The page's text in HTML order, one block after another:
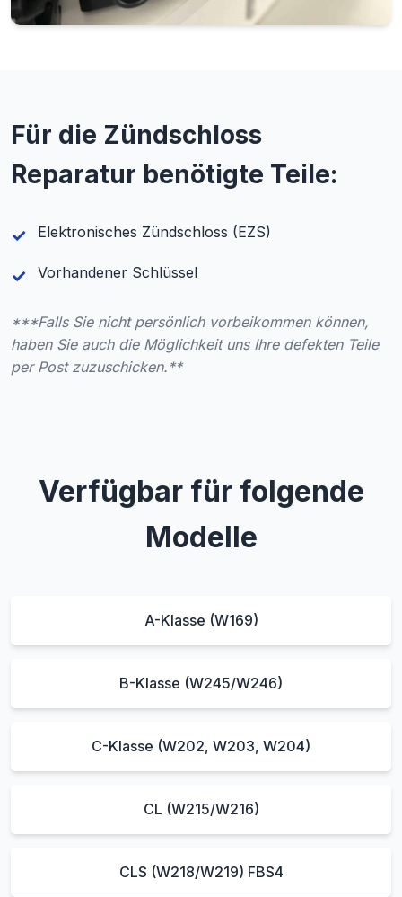
Für die Zündschloss
Reparatur benötigte Teile:
Elektronisches Zündschloss (EZS)
Vorhandener Schlüssel
***Falls Sie nicht persönlich vorbeikommen können,
haben Sie auch die Möglichkeit uns Ihre defekten Teile
per Post zuzuschicken.**
Verfügbar für folgende
Modelle
A-Klasse (W169)
B-Klasse (W245/W246)
C-Klasse (W202, W203, W204)
CL (W215/W216)
CLS (W218/W219) FBS4